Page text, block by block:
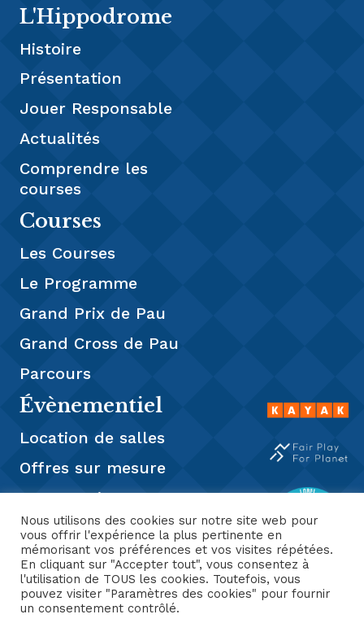
L'Hippodrome
Histoire
Présentation
Jouer Responsable
Actualités
Comprendre les
courses
Courses
Les Courses
Le Programme
Grand Prix de Pau
Grand Cross de Pau
Parcours
Évènementiel
Location de salles
Offres sur mesure
Restauration
Presse
Hippodrome de PAU ❤️ 2026® | Un site
Nous utilisons des cookies sur notre site web pour
vous offrir l'expérience la plus pertinente en
mémorisant vos préférences et vos visites répétées.
En cliquant sur "Accepter tout", vous consentez à
l'utilisation de TOUS les cookies. Toutefois, vous
pouvez visiter "Paramètres des cookies" pour fournir
un consentement contrôlé.